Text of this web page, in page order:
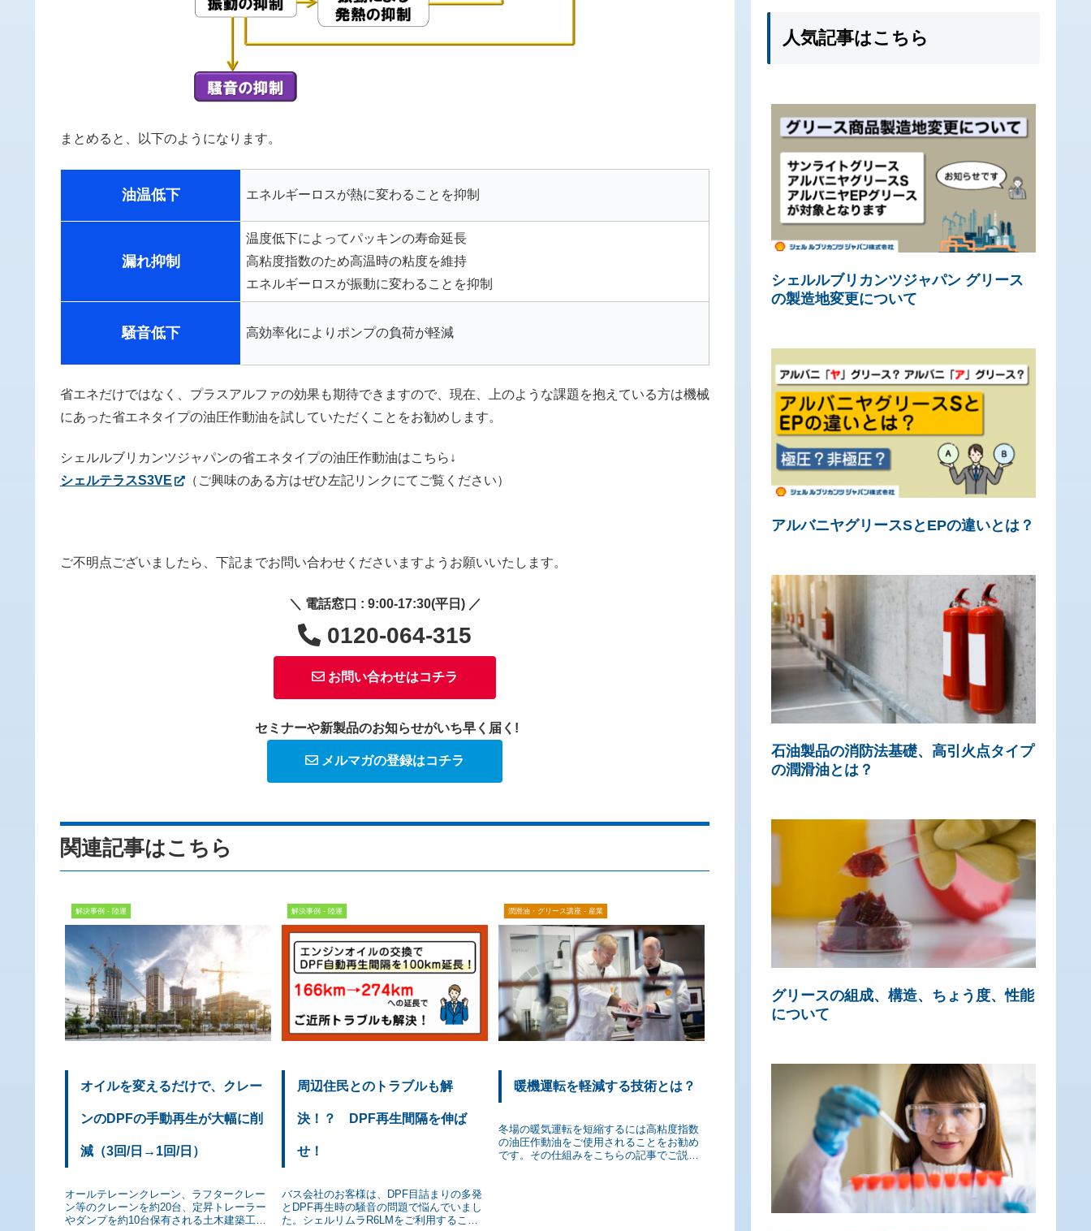
まとめると、以下のようになります。
油温低下 エネルギーロスが熱に変わることを抑制
漏れ抑制
温度低下によってパッキンの寿命延長
高粘度指数のため高温時の粘度を維持
エネルギーロスが振動に変わることを抑制
騒音低下 高効率化によりポンプの負荷が軽減
省エネだけではなく、プラスアルファの効果も期待できますので、現在、上のような課題を抱えている方は機械
にあった省エネタイプの油圧作動油を試していただくことをお勧めします。
シェルルブリカンツジャパンの省エネタイプの油圧作動油はこちら↓
シェルテラスS3VE
（ご興味のある方はぜひ左記リンクにてご覧ください）
ご不明点ございましたら、下記までお問い合わせくださいますようお願いいたします。
＼ 電話窓口 : 9:00-17:30(平日) ／
0120-064-315
お問い合わせはコチラ
セミナーや新製品のお知らせがいち早く届く!
メルマガの登録はコチラ
関連記事はこちら
解決事例 - 陸運
オイルを変えるだけで、クレー
ンのDPFの手動再生が大幅に削
減（3回/日→1回/日）
オールテレーンクレーン、ラフタークレー
ン等のクレーンを約20台、定昇トレーラー
やダンプを約10台保有される土木建築工事
解決事例 - 陸運
周辺住民とのトラブルも解
決！？ DPF再生間隔を伸ば
せ！
バス会社のお客様は、DPF目詰まりの多発
とDPF再生時の騒音の問題で悩んでいまし
た。シェルリムラR6LMをご利用すること
潤滑油・グリース講座 - 産業
暖機運転を軽減する技術とは？
冬場の暖気運転を短縮するには高粘度指数
の油圧作動油をご使用されることをお勧め
です。その仕組みをこちらの記事でご説明
人気記事はこちら
シェルルブリカンツジャパン グリース
の製造地変更について
アルバニヤグリースSとEPの違いとは？
石油製品の消防法基礎、高引火点タイプ
の潤滑油とは？
グリースの組成、構造、ちょう度、性能
について